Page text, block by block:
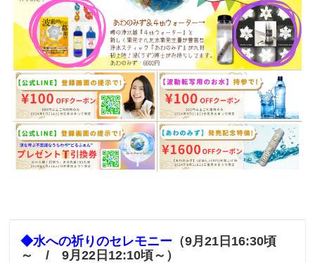
◆水への祈りのセレモニー （9月21日16:30頃
～ / 9月22日12:10頃～）